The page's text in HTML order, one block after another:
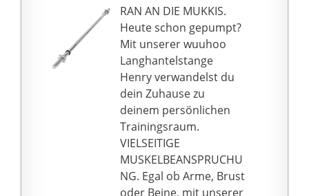
Optimaler Grip ✓ Der
Moosgummi-Überzug
entlang der
Hantelstange sorgt für
einen festen Halt beim
Krafttraining. ABS-
Klappverschlüsse
ermöglichen schnelles
und sicheres Fixieren
der Scheiben. Für das
Trainieren ohne
Langhantelstange gibt
RAN AN DIE MUKKIS.
Heute schon gepumpt?
Mit unserer wuuhoo
Langhantelstange
Henry verwandelst du
dein Zuhause zu
deinem persönlichen
Trainingsraum.
VIELSEITIGE
MUSKELBEANSPRUCHU
NG. Egal ob Arme, Brust
oder Beine, mit unserer